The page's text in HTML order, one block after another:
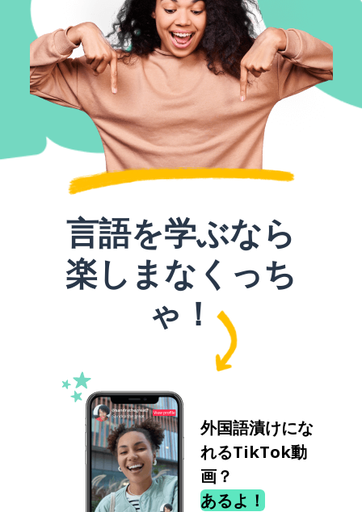
言語を学ぶなら
楽しまなくっち
ゃ！
外国語漬けにな
れるTikTok動
画？
あるよ！